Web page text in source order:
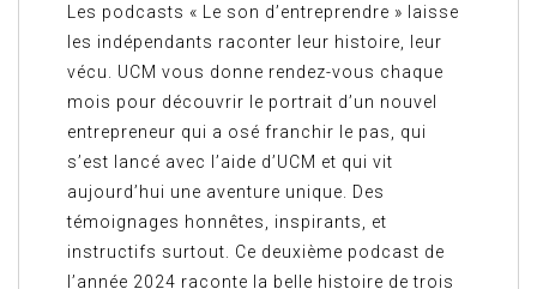
Les podcasts « Le son d’entreprendre » laisse
les indépendants raconter leur histoire, leur
vécu. UCM vous donne rendez-vous chaque
mois pour découvrir le portrait d’un nouvel
entrepreneur qui a osé franchir le pas, qui
s’est lancé avec l’aide d’UCM et qui vit
aujourd’hui une aventure unique. Des
témoignages honnêtes, inspirants, et
instructifs surtout. Ce deuxième podcast de
l’année 2024 raconte la belle histoire de trois